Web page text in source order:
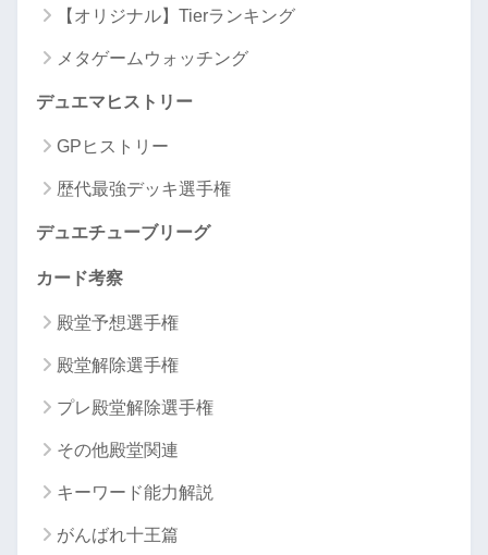
【オリジナル】Tierランキング
メタゲームウォッチング
デュエマヒストリー
GPヒストリー
歴代最強デッキ選手権
デュエチューブリーグ
カード考察
殿堂予想選手権
殿堂解除選手権
プレ殿堂解除選手権
その他殿堂関連
キーワード能力解説
がんばれ十王篇